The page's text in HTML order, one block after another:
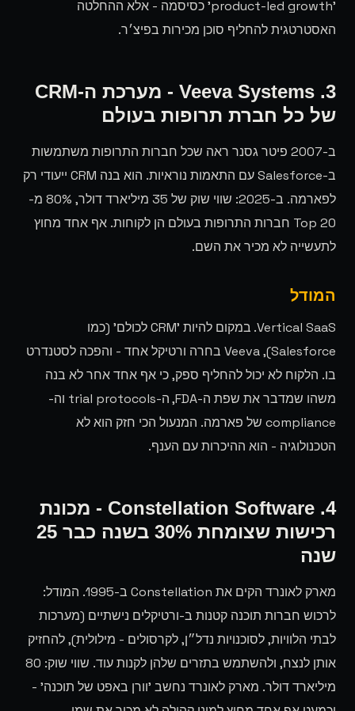
'product-led growth' כסיסמה - אלא ההחלטה
האסטרטגית להחליף סוכן מכירות בפיצ׳ר.
3. Veeva Systems - מערכת ה-CRM
של כל חברת תרופות בעולם
ב-2007 פיטר גסנר ראה שכל חברות התרופות משתמשות
ב-Salesforce עם התאמות נוראיות. הוא בנה CRM ייעודי רק
לפארמה. ב-2025: שווי שוק של 35 מיליארד דולר, 80% מ-
Top 20 חברות התרופות בעולם הן לקוחות. אף אחד מחוץ
לתעשייה לא מכיר את השם.
המודל
Vertical SaaS. במקום להיות 'CRM לכולם' (כמו
Salesforce), Veeva בחרה ורטיקל אחד - והפכה לסטנדרט
בו. הלקוח לא יכול להחליף ספק, כי אף אחד אחר לא בנה
משהו שמדבר את שפת ה-FDA, ה-trial protocols וה-
compliance של פארמה. המנעול הכי חזק הוא לא
הטכנולוגיה - הוא ההיכרות עם הענף.
4. Constellation Software - מכונת
רכישות שצומחת 30% בשנה כבר 25
שנה
מארק לאונרד הקים את Constellation ב-1995. המודל:
לרכוש חברות תוכנה קטנות ב-ורטיקלים נישתיים (מערכות
לבתי הלוויות, לסוכנויות נדל״ן, לקרסולים - מילולית), להחזיק
אותן לנצח, ולהשתמש בתזרים שלהן לקנות עוד. שווי שוק: 80
מיליארד דולר. מארק לאונרד נחשב 'וורן באפט של תוכנה' -